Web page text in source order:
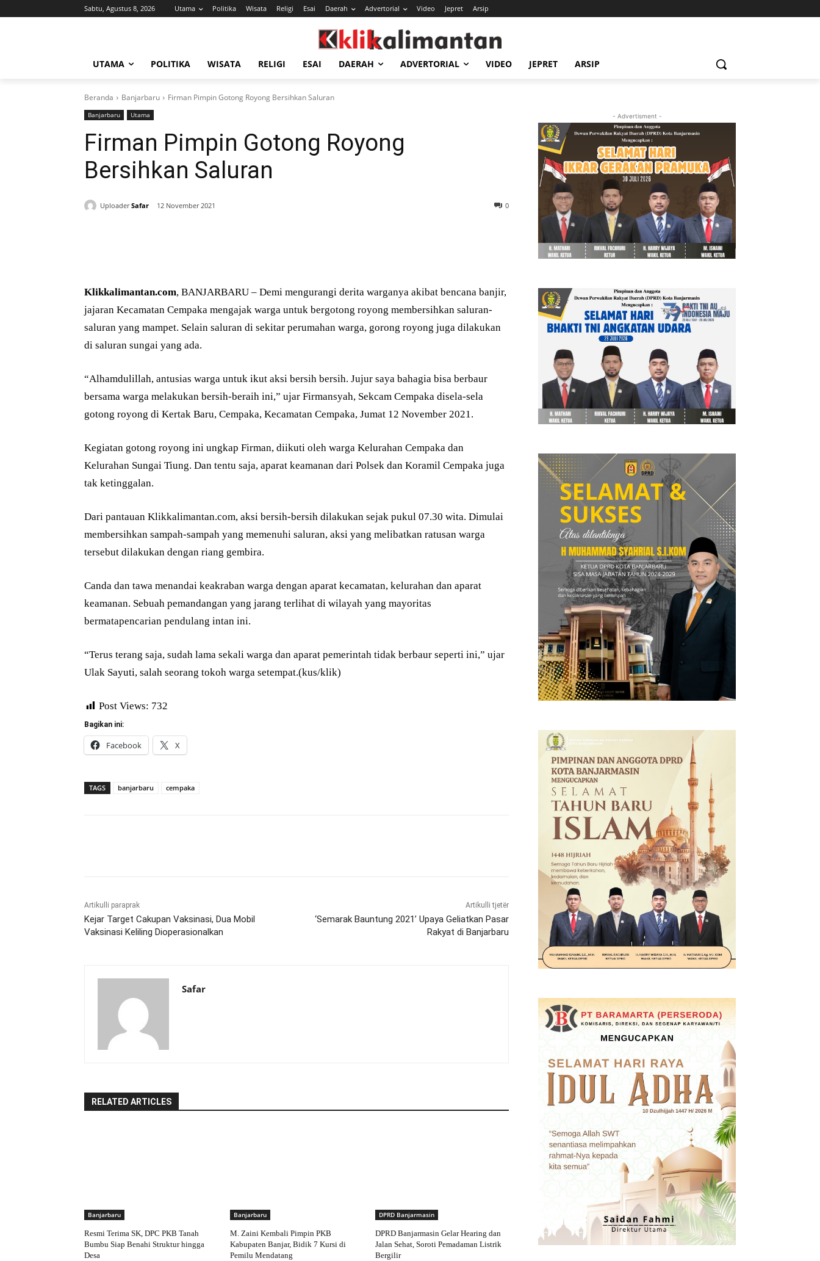
Sabtu, Agustus 8, 2026 Utama Politika Wisata Religi Esai Daerah Advertorial Video Jepret Arsip
UTAMA POLITIKA WISATA RELIGI ESAI DAERAH ADVERTORIAL VIDEO JEPRET ARSIP
Beranda Banjarbaru Firman Pimpin Gotong Royong Bersihkan Saluran
Banjarbaru Utama
Firman Pimpin Gotong Royong
Bersihkan Saluran
Uploader Safar 12 November 2021 0
Klikkalimantan.com, BANJARBARU – Demi mengurangi derita warganya akibat bencana banjir,
jajaran Kecamatan Cempaka mengajak warga untuk bergotong royong membersihkan saluran-
saluran yang mampet. Selain saluran di sekitar perumahan warga, gorong royong juga dilakukan
di saluran sungai yang ada.
“Alhamdulillah, antusias warga untuk ikut aksi bersih bersih. Jujur saya bahagia bisa berbaur
bersama warga melakukan bersih-beraih ini,” ujar Firmansyah, Sekcam Cempaka disela-sela
gotong royong di Kertak Baru, Cempaka, Kecamatan Cempaka, Jumat 12 November 2021.
Kegiatan gotong royong ini ungkap Firman, diikuti oleh warga Kelurahan Cempaka dan
Kelurahan Sungai Tiung. Dan tentu saja, aparat keamanan dari Polsek dan Koramil Cempaka juga
tak ketinggalan.
Dari pantauan Klikkalimantan.com, aksi bersih-bersih dilakukan sejak pukul 07.30 wita. Dimulai
membersihkan sampah-sampah yang memenuhi saluran, aksi yang melibatkan ratusan warga
tersebut dilakukan dengan riang gembira.
Canda dan tawa menandai keakraban warga dengan aparat kecamatan, kelurahan dan aparat
keamanan. Sebuah pemandangan yang jarang terlihat di wilayah yang mayoritas
bermatapencarian pendulang intan ini.
“Terus terang saja, sudah lama sekali warga dan aparat pemerintah tidak berbaur seperti ini,” ujar
Ulak Sayuti, salah seorang tokoh warga setempat.(kus/klik)
Post Views: 732
Bagikan ini:
Facebook X
TAGS banjarbaru cempaka
Artikulli paraprak
Kejar Target Cakupan Vaksinasi, Dua Mobil
Vaksinasi Keliling Dioperasionalkan
Artikulli tjetër
‘Semarak Bauntung 2021’ Upaya Geliatkan Pasar
Rakyat di Banjarbaru
Safar
RELATED ARTICLES
Banjarbaru
Resmi Terima SK, DPC PKB Tanah
Bumbu Siap Benahi Struktur hingga
Desa
Banjarbaru
M. Zaini Kembali Pimpin PKB
Kabupaten Banjar, Bidik 7 Kursi di
Pemilu Mendatang
DPRD Banjarmasin
DPRD Banjarmasin Gelar Hearing dan
Jalan Sehat, Soroti Pemadaman Listrik
Bergilir
- Advertisment -